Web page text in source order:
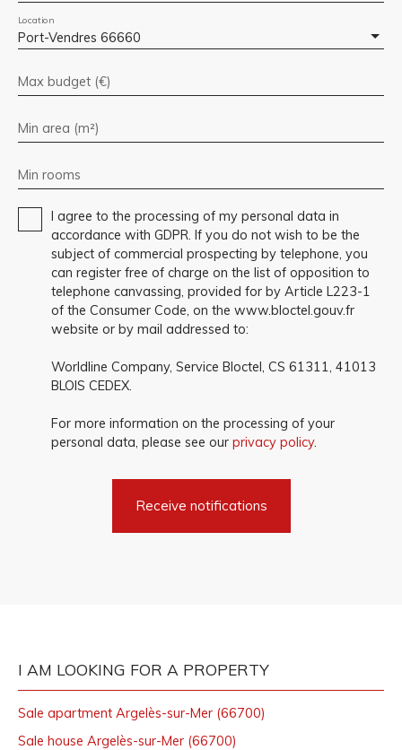
Port-Vendres 66660
Location
Max budget (€)
Min area (m²)
Min rooms
I agree to the processing of my personal data in
accordance with GDPR. If you do not wish to be the
subject of commercial prospecting by telephone, you
can register free of charge on the list of opposition to
telephone canvassing, provided for by Article L223-1
of the Consumer Code, on the www.bloctel.gouv.fr
website or by mail addressed to:
Worldline Company, Service Bloctel, CS 61311, 41013
BLOIS CEDEX.
For more information on the processing of your
personal data, please see our privacy policy.
Receive notifications
I AM LOOKING FOR A PROPERTY
Sale apartment Argelès-sur-Mer (66700)
Sale house Argelès-sur-Mer (66700)